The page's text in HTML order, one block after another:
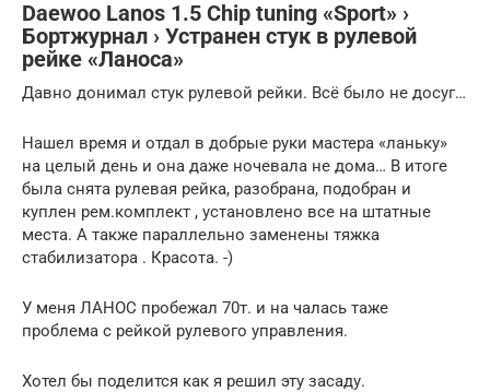
Daewoo Lanos 1.5 Сhip tuning «Sport» ›
Бортжурнал › Устранен стук в рулевой
рейке «Ланоса»
Давно донимал стук рулевой рейки. Всё было не досуг…
Нашел время и отдал в добрые руки мастера «ланьку»
на целый день и она даже ночевала не дома… В итоге
была снята рулевая рейка, разобрана, подобран и
куплен рем.комплект , установлено все на штатные
места. А также параллельно заменены тяжка
стабилизатора . Красота. -)
У меня ЛАНОС пробежал 70т. и на чалась таже
проблема с рейкой рулевого управления.
Хотел бы поделится как я решил эту засаду.